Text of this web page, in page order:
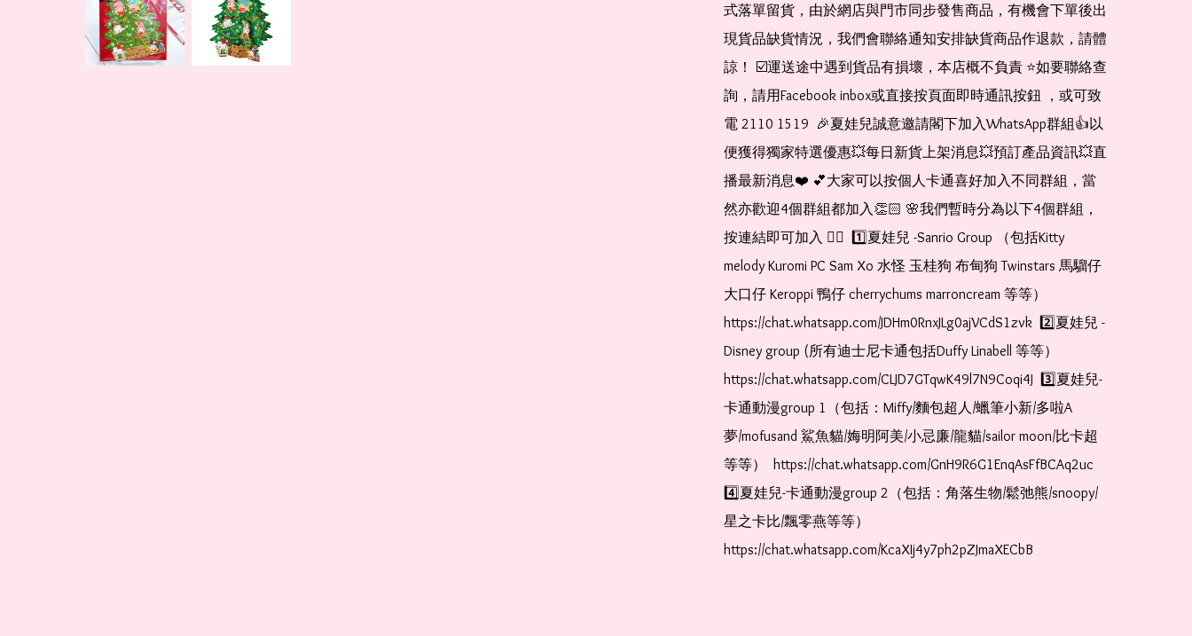
式落單留貨，由於網店與門市同步發售商品，有機會下單後出
現貨品缺貨情況，我們會聯絡通知安排缺貨商品作退款，請體
諒！ ☑️運送途中遇到貨品有損壞，本店概不負責 ⭐️如要聯絡查
詢，請用Facebook inbox或直接按頁面即時通訊按鈕 ，或可致
電 2110 1519  🎉夏娃兒誠意邀請閣下加入WhatsApp群組👍以
便獲得獨家特選優惠💥每日新貨上架消息💥預訂產品資訊💥直
播最新消息❤️ 💕大家可以按個人卡通喜好加入不同群組，當
然亦歡迎4個群組都加入👏🏻 🌸我們暫時分為以下4個群組，
按連結即可加入 👇🏻  1️⃣夏娃兒 -Sanrio Group （包括Kitty
melody Kuromi PC Sam Xo 水怪 玉桂狗 布甸狗 Twinstars 馬騮仔
大口仔 Keroppi 鴨仔 cherrychums marroncream 等等）
https://chat.whatsapp.com/JDHm0RnxJLg0ajVCdS1zvk  2️⃣夏娃兒 -
Disney group (所有迪士尼卡通包括Duffy Linabell 等等）
https://chat.whatsapp.com/CLJD7GTqwK49l7N9Coqi4J  3️⃣夏娃兒-
卡通動漫group 1（包括：Miffy/麵包超人/蠟筆小新/多啦A
夢/mofusand 鯊魚貓/娒明阿美/小忌廉/龍貓/sailor moon/比卡超
等等）  https://chat.whatsapp.com/GnH9R6G1EnqAsFfBCAq2uc
4️⃣夏娃兒-卡通動漫group 2（包括：角落生物/鬆弛熊/snoopy/
星之卡比/飄零燕等等）
https://chat.whatsapp.com/KcaXIj4y7ph2pZJmaXECbB